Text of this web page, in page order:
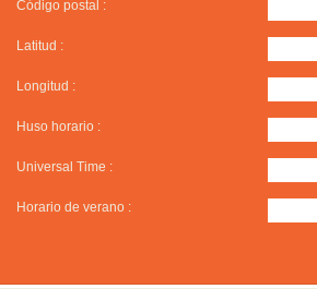
Código postal :
Latitud :
Longitud :
Huso horario :
Universal Time :
Horario de verano :